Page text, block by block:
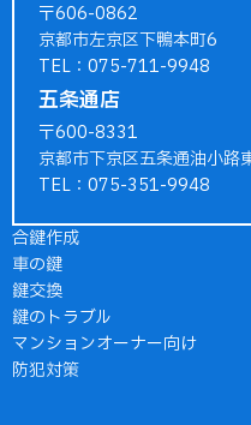
〒606-0862
京都市左京区下鴨本町6
TEL：075-711-9948
五条通店
〒600-8331
京都市下京区五条通油小路
TEL：075-351-9948
合鍵作成
車の鍵
鍵交換
鍵のトラブル
マンションオーナー向け
防犯対策